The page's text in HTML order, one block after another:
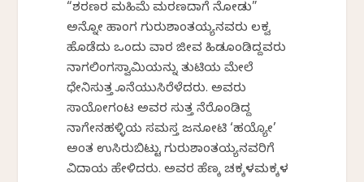
“ಶರಣರ ಮಹಿಮೆ ಮರಣದಾಗೆ ನೋಡು”
ಅನ್ನೋ ಹಾಂಗ ಗುರುಶಾಂತಯ್ಯನವರು ಲಕ್ವ
ಹೊಡೆದು ಒಂದು ವಾರ ಜೀವ ಹಿಡಕೊಂಡಿದ್ದವರು
ನಾಗಲಿಂಗಸ್ವಾಮಿಯನ್ನು ತುಟಿಯ ಮೇಲೆ
ಧೇನಿಸುತ್ತ ಕೊನೆಯುಸಿರೆಳೆದರು. ಅವರು
ಸಾಯೋಗಂಟ ಅವರ ಸುತ್ತ ನೆರೆಕೊಂಡಿದ್ದ
ನಾಗೇನಹಳ್ಳಿಯ ಸಮಸ್ತ ಜನಕೋಟಿ ‘ಹಯ್ಯೋ’
ಅಂತ ಉಸಿರುಬಿಟ್ಟು ಗುರುಶಾಂತಯ್ಯನವರಿಗೆ
ವಿದಾಯ ಹೇಳಿದರು. ಅವರ ಹೆಣಕ್ಕೆ ಚಕ್ಕಳಮಕ್ಕಳ